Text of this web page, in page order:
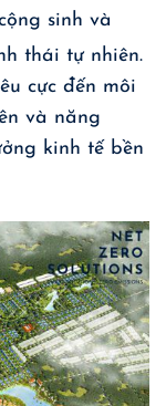
sinh và
thái tự nhiên.
cực đến môi
và năng
kinh tế bền